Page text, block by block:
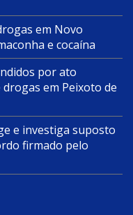
em Novo
e cocaína
por ato
em Peixoto de
e investiga suposto
firmado pelo